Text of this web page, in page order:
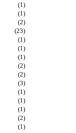
(1)
(1)
(2)
(23)
(1)
(1)
(1)
(2)
(2)
(3)
(1)
(1)
(1)
(2)
(1)